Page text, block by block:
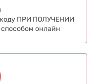
ПРИ ПОЛУЧЕНИИ
онлайн